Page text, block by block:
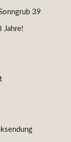
39
Jahre!